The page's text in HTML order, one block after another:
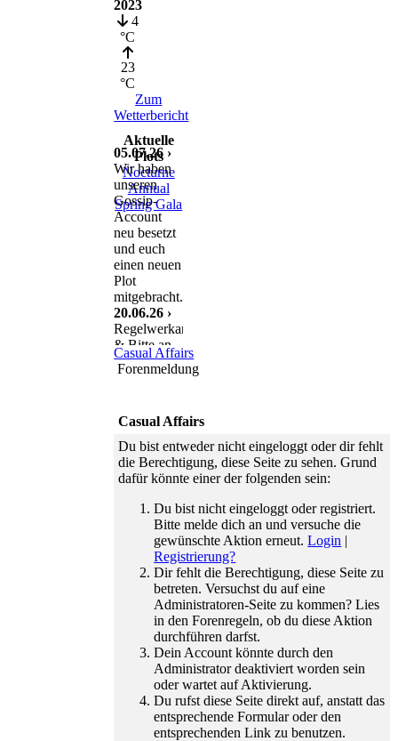
2023
4
°C
23
°C
Zum
Wetterbericht
Aktuelle
Plots
Nocturne
Annual
Spring Gala
05.07.26 ›
Wir haben
unseren
Gossip-
Account
neu besetzt
und euch
einen neuen
Plot
mitgebracht.
20.06.26 ›
Regelwerkanpassung
& Bitte an
euch
11.06.26 ›
Teamabschied
haben wir
einen
freudigen
zu feiern.
01.06.26 ›
Zeitsprung
ist da: wir
verabschieden
den Februar
gewinnen
dafür den
Mai 2023.
16.01.26 ›
Wir gehen
auf euer
Feedback
Casual Affairs
Forenmeldung
Casual Affairs
Du bist entweder nicht eingeloggt oder dir fehlt
die Berechtigung, diese Seite zu sehen. Grund
dafür könnte einer der folgenden sein:
Du bist nicht eingeloggt oder registriert.
Bitte melde dich an und versuche die
gewünschte Aktion erneut.Login |
Registrierung?
Dir fehlt die Berechtigung, diese Seite zu
betreten. Versuchst du auf eine
Administratoren-Seite zu kommen? Lies
in den Forenregeln, ob du diese Aktion
durchführen darfst.
Dein Account könnte durch den
Administrator deaktiviert worden sein
oder wartet auf Aktivierung.
Du rufst diese Seite direkt auf, anstatt das
entsprechende Formular oder den
entsprechenden Link zu benutzen.